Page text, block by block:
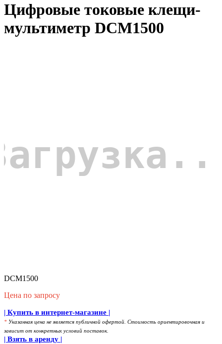
Цифровые токовые клещи-
мультиметр DCM1500
DCM1500
Цена по запросу
| Купить в интернет-магазине |
* Указанная цена не является публичной офертой. Стоимость ориентировочная и
зависит от конкретных условий поставок.
| Взять в аренду |